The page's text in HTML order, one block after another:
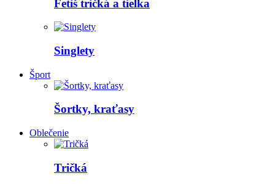
Fetiš tričká a tielka
Singlety
Šport
Šortky, kraťasy
Oblečenie
Tričká